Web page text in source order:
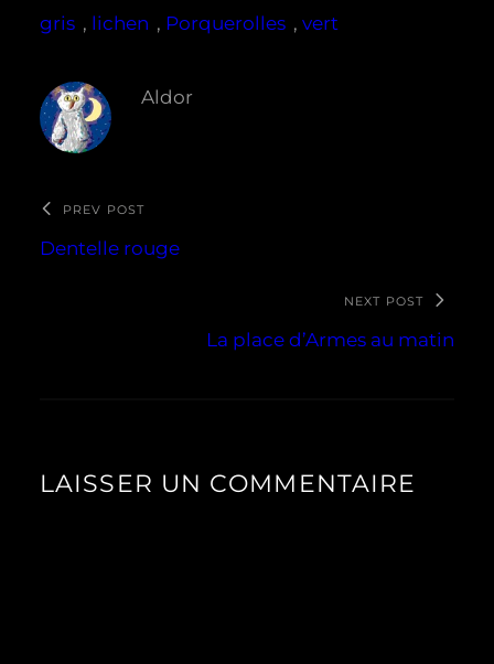
gris , lichen , Porquerolles , vert
Aldor
PREV POST
Dentelle rouge
NEXT POST
La place d’Armes au matin
LAISSER UN COMMENTAIRE